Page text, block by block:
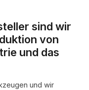
sind wir
von
und das
und wir